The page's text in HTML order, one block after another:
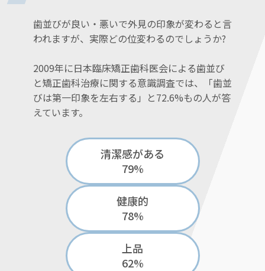
歯並びが良い・悪いで外見の印象が変わると言
われますが、実際どの位変わるのでしょうか?
2009年に日本臨床矯正歯科医会による歯並び
と矯正歯科治療に関する意識調査では、「歯並
びは第一印象を左右する」と72.6%もの人が答
えています。
清潔感がある
79%
健康的
78%
上品
62%